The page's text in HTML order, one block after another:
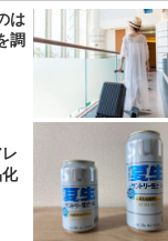
は
調